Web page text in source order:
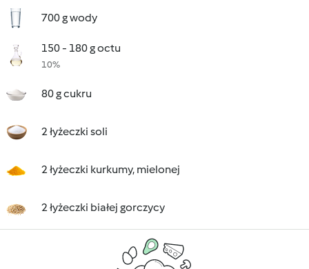
700 g wody
150 - 180 g octu
10%
80 g cukru
2 łyżeczki soli
2 łyżeczki kurkumy, mielonej
2 łyżeczki białej gorczycy